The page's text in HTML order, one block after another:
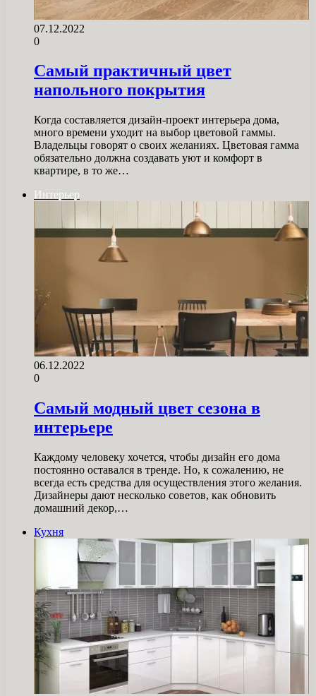
07.12.2022
0
Самый практичный цвет
напольного покрытия
Когда составляется дизайн-проект интерьера дома,
много времени уходит на выбор цветовой гаммы.
Владельцы говорят о своих желаниях. Цветовая гамма
обязательно должна создавать уют и комфорт в
квартире, в то же…
Интерьер
06.12.2022
0
Самый модный цвет сезона в
интерьере
Каждому человеку хочется, чтобы дизайн его дома
постоянно оставался в тренде. Но, к сожалению, не
всегда есть средства для осуществления этого желания.
Дизайнеры дают несколько советов, как обновить
домашний декор,…
Кухня